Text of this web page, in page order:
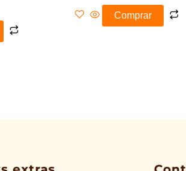
Comprar